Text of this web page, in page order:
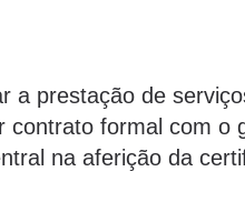
a prestação de
contrato formal com o
na aferição da